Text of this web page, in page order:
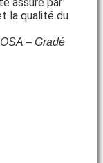
la qualité du
– Gradé